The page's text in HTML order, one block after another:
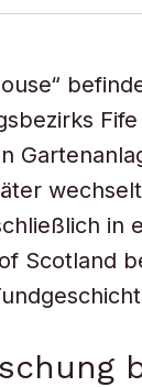
in
Scotland